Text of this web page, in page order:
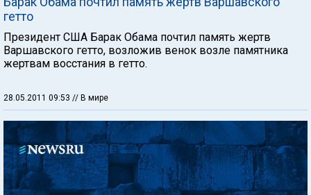
гетто
Президент США Барак Обама почтил память жертв
Варшавского гетто, возложив венок возле памятника
жертвам восстания в гетто.
28.05.2011 09:53 // В мире